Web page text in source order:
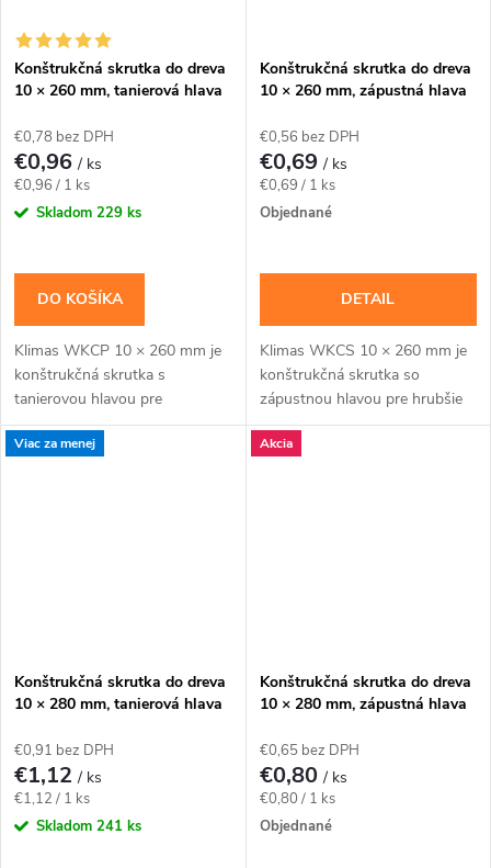
Konštrukčná skrutka do dreva
10 × 260 mm, tanierová hlava
€0,78 bez DPH
€0,96/ ks
Jednotková
cena:
€0,96 / 1 ks
Skladom 229 ks
DO KOŠÍKA
Klimas WKCP 10 × 260 mm je
konštrukčná skrutka s
tanierovou hlavou pre
masívnejšie drevené prvky a
konštrukčné spoje navrhnuté
Konštrukčná skrutka do dreva
10 × 260 mm, zápustná hlava
€0,56 bez DPH
€0,69/ ks
Jednotková
cena:
€0,69 / 1 ks
Objednané
DETAIL
Klimas WKCS 10 × 260 mm je
konštrukčná skrutka so
zápustnou hlavou pre hrubšie
trámy, krokvy a viacvrstvové
drevené zostavy, kde má hlava
Viac za menej
Konštrukčná skrutka do dreva
10 × 280 mm, tanierová hlava
€0,91 bez DPH
€1,12/ ks
Jednotková
cena:
€1,12 / 1 ks
Skladom 241 ks
Akcia
Konštrukčná skrutka do dreva
10 × 280 mm, zápustná hlava
€0,65 bez DPH
€0,80/ ks
Jednotková
cena:
€0,80 / 1 ks
Objednané